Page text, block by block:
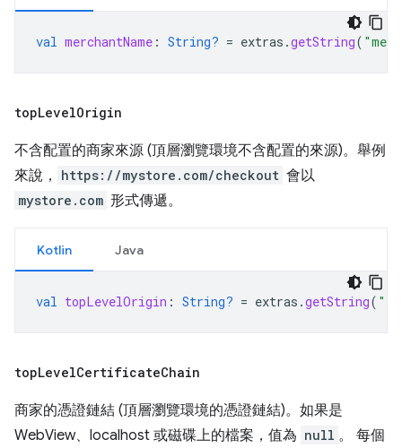
val merchantName : String? = extras .getString(
topLevelOrigin
不含配置的商家來源 (頂層瀏覽環境不含配置的來源)。舉例
來說，
https://mystore.com/checkout 會以
mystore.com 形式傳遞。
Kotlin Java
val topLevelOrigin : String? = extras .getString(
topLevelCertificateChain
商家的憑證鏈結 (頂層瀏覽環境的憑證鏈結)。如果是
WebView、localhost 或磁碟上的檔案，值為 null 。 每個